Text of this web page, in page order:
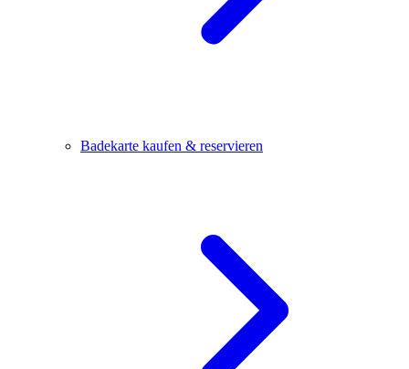
Badekarte kaufen & reservieren